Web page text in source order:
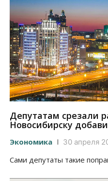
Депутатам срезали
Новосибирску
Экономика 30 апреля
Сами депутаты такие